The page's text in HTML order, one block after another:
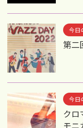
今日
第二
今日
クロ
モニ